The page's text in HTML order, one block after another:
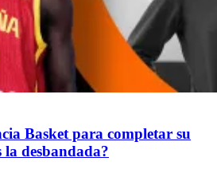
Basket para completar su
desbandada?